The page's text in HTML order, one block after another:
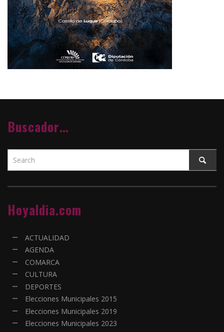
Buscador…
Hoyaldia.com
ACTUALIDAD
AGENDA
COMARCA
CULTURA
DEPORTES
Elecciones Municipales 2015
Elecciones Municipales 2019
Elecciones Municipales 2023